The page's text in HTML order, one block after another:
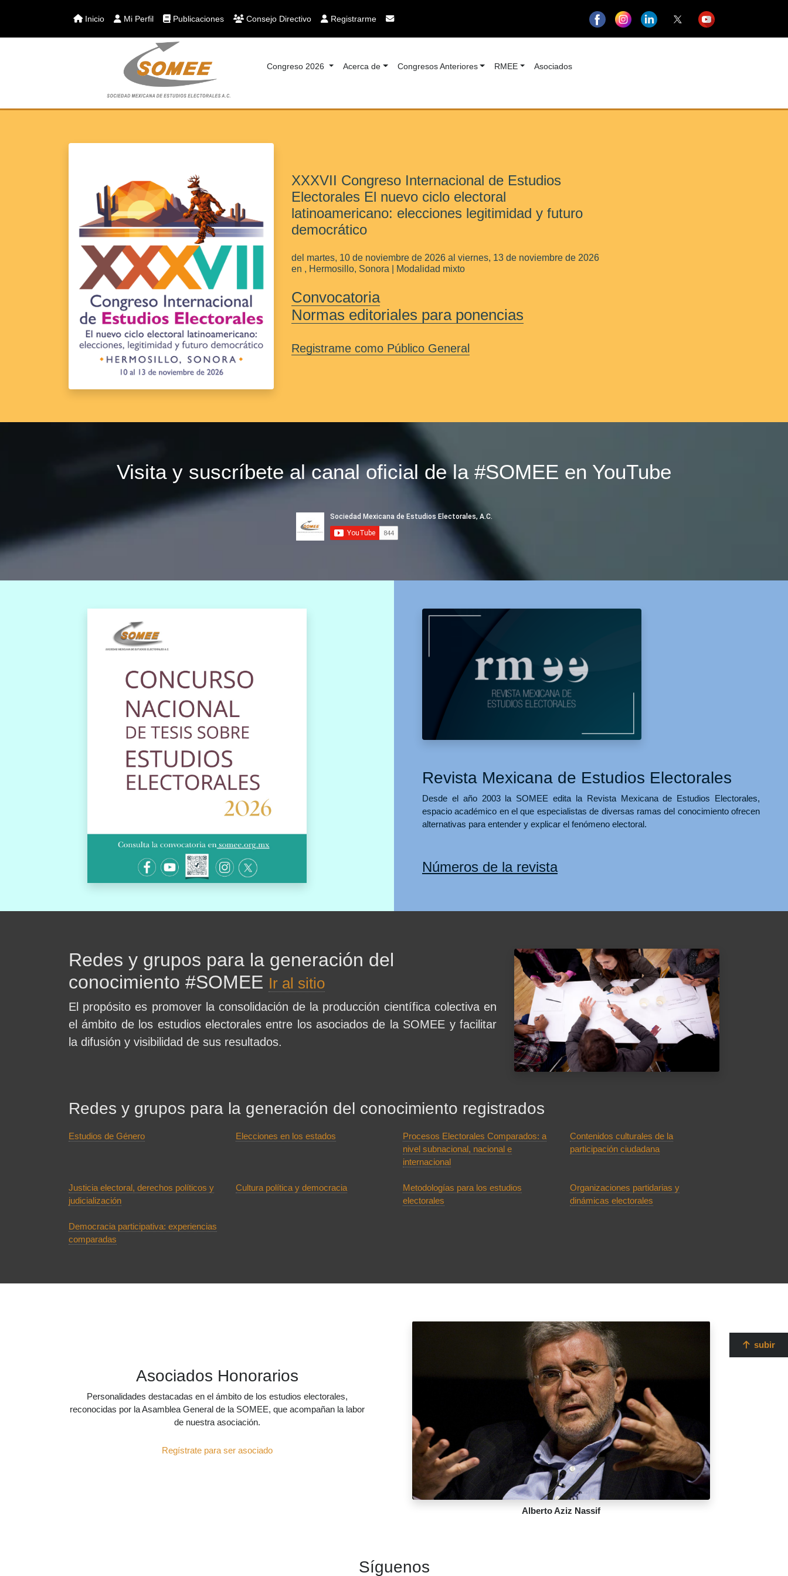
Inicio Mi Perfil Publicaciones Consejo Directivo Registrarme
Congreso 2026 Acerca de Congresos Anteriores RMEE Asociados
XXXVII Congreso Internacional de Estudios
Electorales El nuevo ciclo electoral
latinoamericano: elecciones legitimidad y futuro
democrático
del martes, 10 de noviembre de 2026 al viernes, 13 de noviembre de 2026
en , Hermosillo, Sonora | Modalidad mixto
Convocatoria
Normas editoriales para ponencias
Registrame como Público General
Visita y suscríbete al canal oficial de la #SOMEE en YouTube
Revista Mexicana de Estudios Electorales
Desde el año 2003 la SOMEE edita la Revista Mexicana de Estudios Electorales,
espacio académico en el que especialistas de diversas ramas del conocimiento ofrecen
alternativas para entender y explicar el fenómeno electoral.
Números de la revista
Redes y grupos para la generación del
conocimiento #SOMEE Ir al sitio
El propósito es promover la consolidación de la producción científica colectiva en
el ámbito de los estudios electorales entre los asociados de la SOMEE y facilitar
la difusión y visibilidad de sus resultados.
Redes y grupos para la generación del conocimiento registrados
Estudios de Género Elecciones en los estados
Procesos Electorales Comparados: a
nivel subnacional, nacional e
internacional
Contenidos culturales de la
participación ciudadana
Justicia electoral, derechos políticos y
judicialización
Cultura política y democracia
Metodologías para los estudios
electorales
Organizaciones partidarias y
dinámicas electorales
Democracia participativa: experiencias
comparadas
Asociados Honorarios
Personalidades destacadas en el ámbito de los estudios electorales,
reconocidas por la Asamblea General de la SOMEE, que acompañan la labor
de nuestra asociación.
Regístrate para ser asociado
Alberto Aziz Nassif
Síguenos
subir